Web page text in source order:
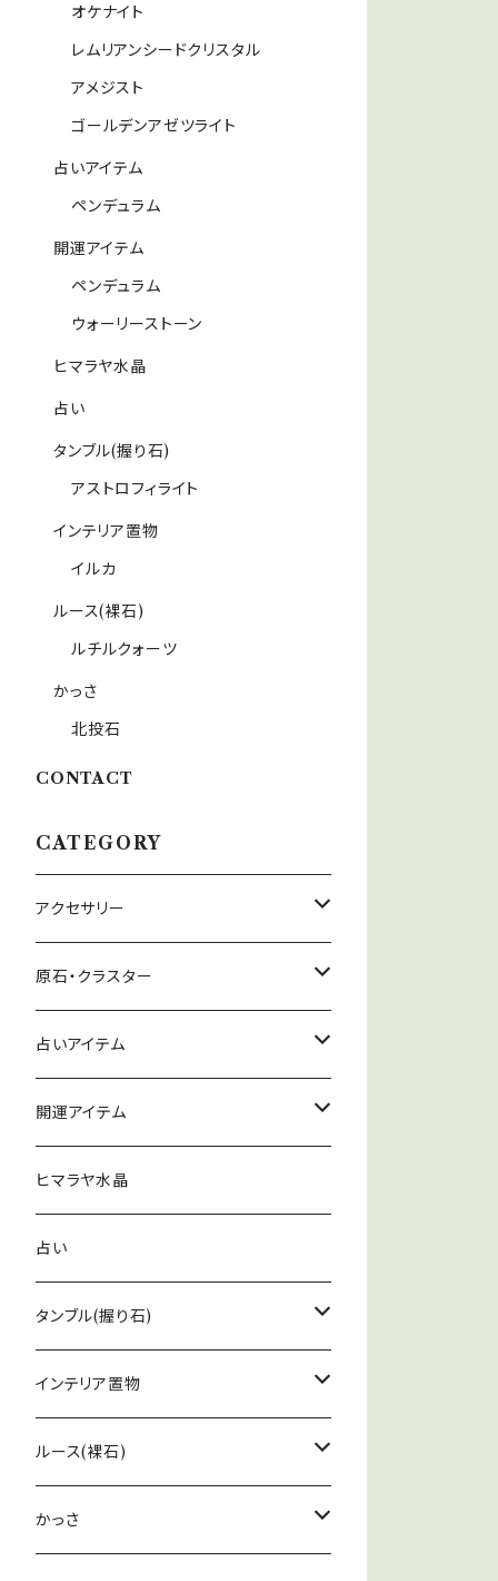
オケナイト
レムリアンシードクリスタル
アメジスト
ゴールデンアゼツライト
占いアイテム
ペンデュラム
開運アイテム
ペンデュラム
ウォーリーストーン
ヒマラヤ水晶
占い
タンブル(握り石)
アストロフィライト
インテリア置物
イルカ
ルース(裸石)
ルチルクォーツ
かっさ
北投石
CONTACT
CATEGORY
アクセサリー
ネックレス
イヤリング
ピアス
ブレスレット
恋愛
原石・クラスター
ヒマラヤ水晶
アポフィライト
グリーン
スピリットオーラ
オケナイト
レムリアンシードクリスタル
アメジスト
ゴールデンアゼツライト
占いアイテム
ペンデュラム
開運アイテム
ペンデュラム
ウォーリーストーン
ヒマラヤ水晶
占い
タンブル(握り石)
アストロフィライト
インテリア置物
イルカ
ルース(裸石)
ルチルクォーツ
かっさ